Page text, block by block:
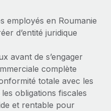
international
de vos
de Remote :
et Gestion des
d'aider les entreprises de
payer...
employés en Roumanie
d’entité juridique
avant de s’engager
complète
totale avec les
obligations fiscales
et rentable pour